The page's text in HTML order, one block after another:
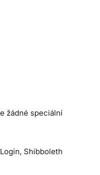
žádné speciální
Shibboleth